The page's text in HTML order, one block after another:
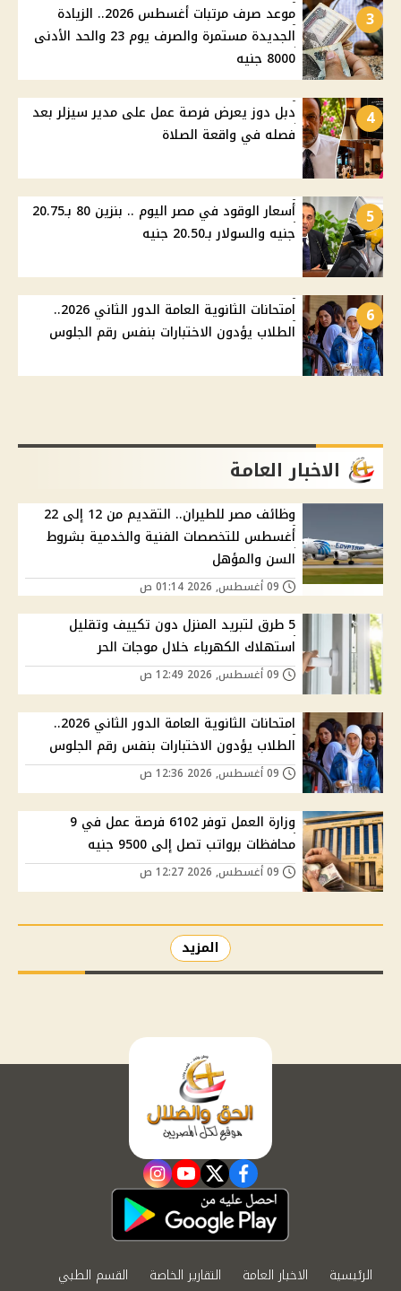
3
موعد صرف مرتبات أغسطس 2026.. الزيادة
الجديدة مستمرة والصرف يوم 23 والحد الأدنى
8000 جنيه
4
دبل دوز يعرض فرصة عمل على مدير سيزلر بعد
فصله في واقعة الصلاة
5
أسعار الوقود في مصر اليوم .. بنزين 80 بـ20.75
جنيه والسولار بـ20.50 جنيه
6
امتحانات الثانوية العامة الدور الثاني 2026..
الطلاب يؤدون الاختبارات بنفس رقم الجلوس
الاخبار العامة
وظائف مصر للطيران.. التقديم من 12 إلى 22
أغسطس للتخصصات الفنية والخدمية بشروط
السن والمؤهل
5 طرق لتبريد المنزل دون تكييف وتقليل
استهلاك الكهرباء خلال موجات الحر
امتحانات الثانوية العامة الدور الثاني 2026..
الطلاب يؤدون الاختبارات بنفس رقم الجلوس
وزارة العمل توفر 6102 فرصة عمل في 9
محافظات برواتب تصل إلى 9500 جنيه
المزيد
facebook
twitter
youtube
instagram
الرئيسية الاخبار العامة التقارير الخاصة القسم الطبي